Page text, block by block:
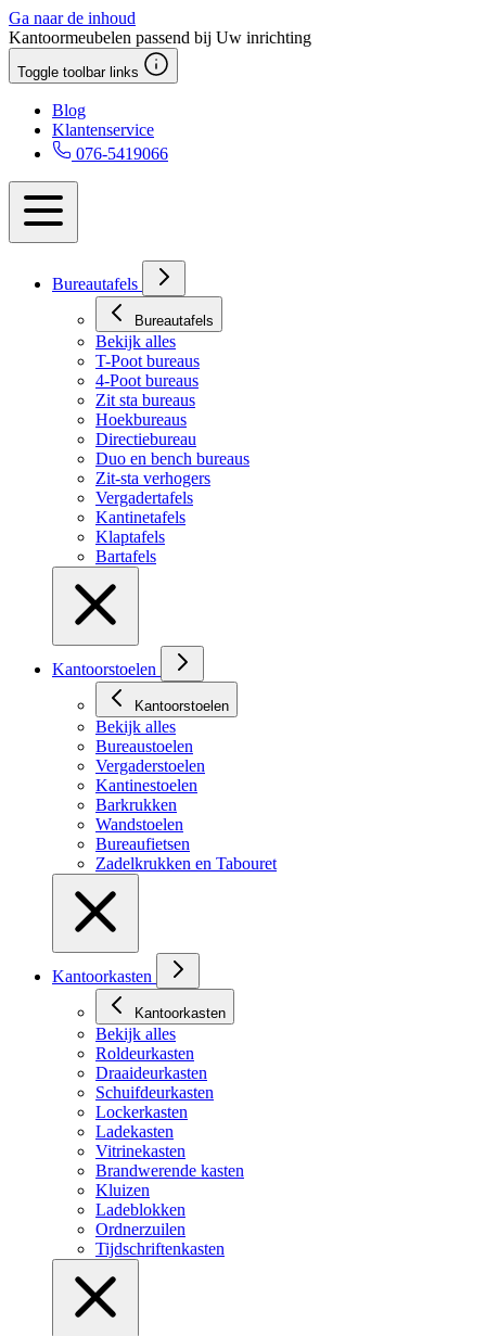
Ga naar de inhoud
Kantoormeubelen passend bij Uw inrichting
Toggle toolbar links
Blog
Klantenservice
076-5419066
Bureautafels
Bureautafels
Bekijk alles
T-Poot bureaus
4-Poot bureaus
Zit sta bureaus
Hoekbureaus
Directiebureau
Duo en bench bureaus
Zit-sta verhogers
Vergadertafels
Kantinetafels
Klaptafels
Bartafels
Kantoorstoelen
Kantoorstoelen
Bekijk alles
Bureaustoelen
Vergaderstoelen
Kantinestoelen
Barkrukken
Wandstoelen
Bureaufietsen
Zadelkrukken en Tabouret
Kantoorkasten
Kantoorkasten
Bekijk alles
Roldeurkasten
Draaideurkasten
Schuifdeurkasten
Lockerkasten
Ladekasten
Vitrinekasten
Brandwerende kasten
Kluizen
Ladeblokken
Ordnerzuilen
Tijdschriftenkasten